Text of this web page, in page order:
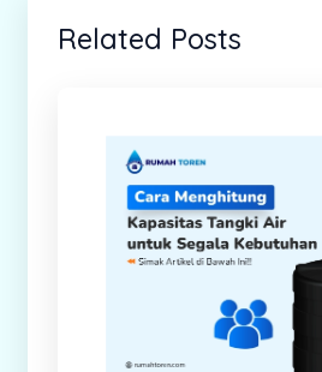
Related Posts